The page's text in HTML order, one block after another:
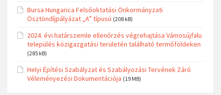
Bursa Hungarica Felsőoktatási Önkormányzati
Ösztöndíjpályázat „A” típusú (208 kB)
2024. évi határszemle ellenőrzés végrehajtása Vámosújfalu
település közigazgatási területén található termőföldeken
(285 kB)
Helyi Építési Szabályzat és Szabályozási Tervének Záró
Véleményezési Dokumentációja (19 MB)